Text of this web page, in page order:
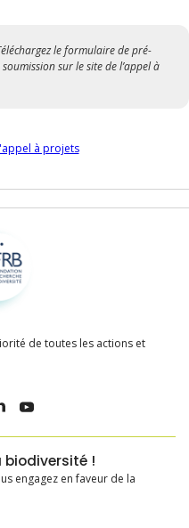
le formulaire de pré-
sur le site de l’appel à
à projets
de toutes les actions et
biodiversité !
engagez en faveur de la